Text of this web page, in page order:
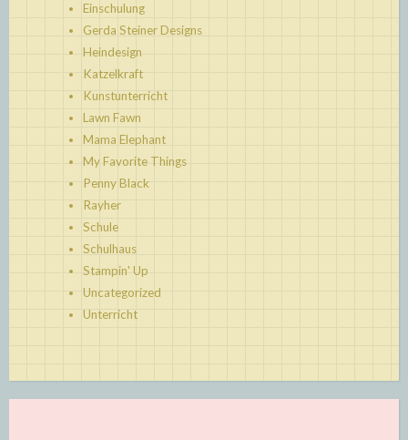
Einschulung
Gerda Steiner Designs
Heindesign
Katzelkraft
Kunstunterricht
Lawn Fawn
Mama Elephant
My Favorite Things
Penny Black
Rayher
Schule
Schulhaus
Stampin' Up
Uncategorized
Unterricht